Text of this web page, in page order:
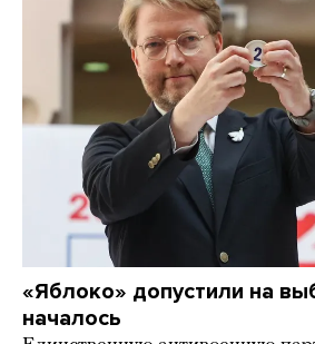
«Яблоко» допустили на
началось